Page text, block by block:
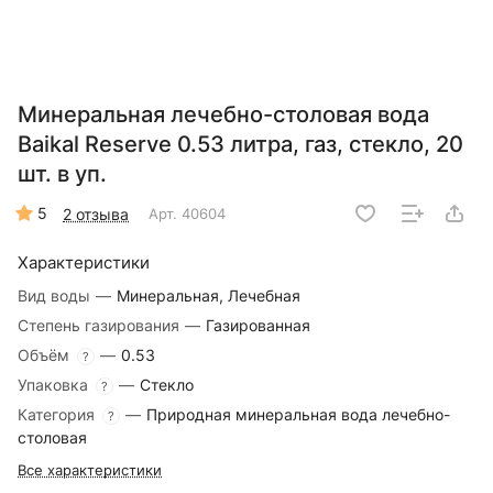
Минеральная лечебно-столовая вода
Baikal Reserve 0.53 литра, газ, стекло, 20
шт. в уп.
5 2 отзыва Арт. 40604
Характеристики
Вид воды — Минеральная, Лечебная
Степень газирования — Газированная
Объём
? — 0.53
Упаковка
? — Стекло
Категория
? — Природная минеральная вода лечебно-
столовая
Все характеристики